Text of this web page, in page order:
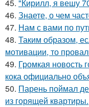
45. "Кирилл, я вешу
46. Знаете, о чем
47. Нам с вами по
48. Таким образом,
мотивации, то
49. Громкая новость
кока официально
50. Парень поймал
из горящей квартиры.